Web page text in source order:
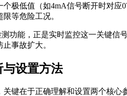
极低值（如4mA信号断开时对
等危险工况。
测功能，正是实时监控这一关键
事故扩大。
设置方法
键在于正确理解和设置两个核心